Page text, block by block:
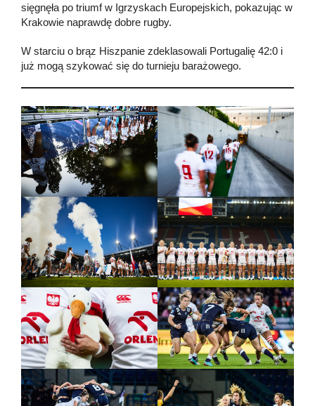
sięgnęła po triumf w Igrzyskach Europejskich, pokazując w
Krakowie naprawdę dobre rugby.
W starciu o brąz Hiszpanie zdeklasowali Portugalię 42:0 i
już mogą szykować się do turnieju barażowego.